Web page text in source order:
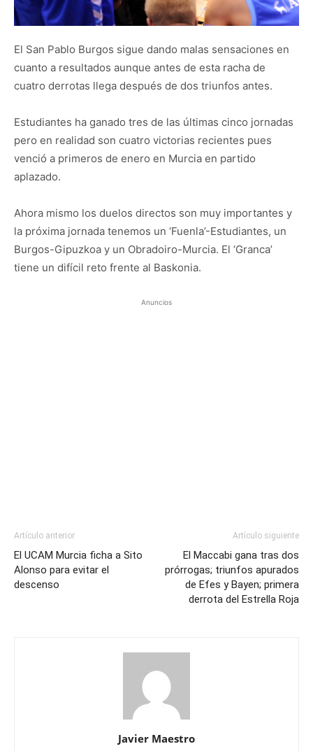
El San Pablo Burgos sigue dando malas sensaciones en
cuanto a resultados aunque antes de esta racha de
cuatro derrotas llega después de dos triunfos antes.
Estudiantes ha ganado tres de las últimas cinco jornadas
pero en realidad son cuatro victorias recientes pues
venció a primeros de enero en Murcia en partido
aplazado.
Ahora mismo los duelos directos son muy importantes y
la próxima jornada tenemos un ‘Fuenla’-Estudiantes, un
Burgos-Gipuzkoa y un Obradoiro-Murcia. El ‘Granca’
tiene un difícil reto frente al Baskonia.
Anuncios
Artículo anterior
El UCAM Murcia ficha a Sito
Alonso para evitar el
descenso
Artículo siguiente
El Maccabi gana tras dos
prórrogas; triunfos apurados
de Efes y Bayen; primera
derrota del Estrella Roja
Javier Maestro